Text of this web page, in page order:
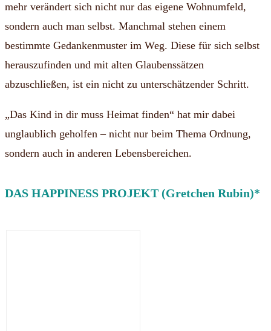
mehr verändert sich nicht nur das eigene Wohnumfeld,
sondern auch man selbst. Manchmal stehen einem
bestimmte Gedankenmuster im Weg. Diese für sich selbst
herauszufinden und mit alten Glaubenssätzen
abzuschließen, ist ein nicht zu unterschätzender Schritt.
„Das Kind in dir muss Heimat finden“ hat mir dabei
unglaublich geholfen – nicht nur beim Thema Ordnung,
sondern auch in anderen Lebensbereichen.
DAS HAPPINESS PROJEKT (Gretchen Rubin)*